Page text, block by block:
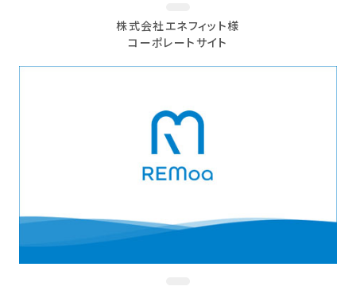
株式会社エネフィット様
コーポレートサイト